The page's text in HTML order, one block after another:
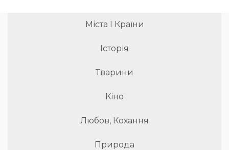
Міста І Країни
Історія
Тварини
Кіно
Любов, Кохання
Природа